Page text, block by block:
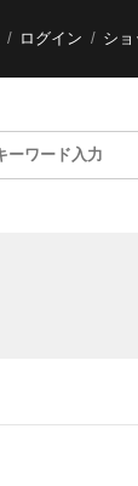
ログイン ショ